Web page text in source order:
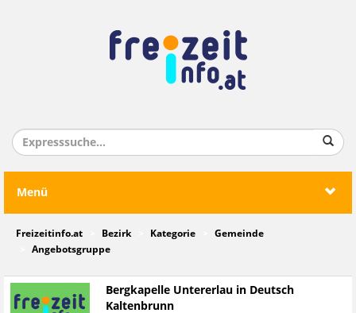
Menü
Freizeitinfo.at Bezirk Kategorie
Gemeinde
Angebotsgruppe
Bergkapelle Untererlau in Deutsch
Kaltenbrunn